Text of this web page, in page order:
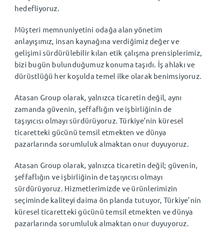
hedefliyoruz.
Müşteri memnuniyetini odağa alan yönetim
anlayışımız, insan kaynağına verdiğimiz değer ve
gelişimi sürdürülebilir kılan etik çalışma prensiplerimiz,
bizi bugün bulunduğumuz konuma taşıdı. İş ahlakı ve
dürüstlüğü her koşulda temel ilke olarak benimsiyoruz.
Atasan Group olarak, yalnızca ticaretin değil, aynı
zamanda güvenin, şeffaflığın ve işbirliğinin de
taşıyıcısı olmayı sürdürüyoruz. Türkiye’nin küresel
ticaretteki gücünü temsil etmekten ve dünya
pazarlarında sorumluluk almaktan onur duyuyoruz.
Atasan Group olarak, yalnızca ticaretin değil; güvenin,
şeffaflığın ve işbirliğinin de taşıyıcısı olmayı
sürdürüyoruz. Hizmetlerimizde ve ürünlerimizin
seçiminde kaliteyi daima ön planda tutuyor, Türkiye’nin
küresel ticaretteki gücünü temsil etmekten ve dünya
pazarlarında sorumluluk almaktan onur duyuyoruz.